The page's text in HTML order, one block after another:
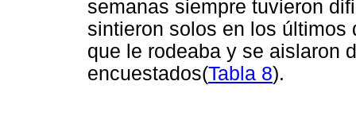
semanas siempre tuvieron
sintieron solos en los
que le rodeaba y se aislaron
encuestados(Tabla 8).